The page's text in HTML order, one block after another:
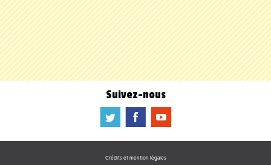
Suivez-nous
a b f
Crédits et mention légales